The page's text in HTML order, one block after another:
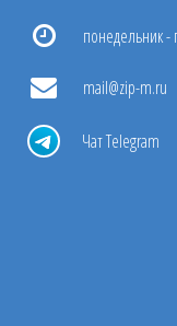
понедельник -
mail@zip-m.ru
Чат Telegram